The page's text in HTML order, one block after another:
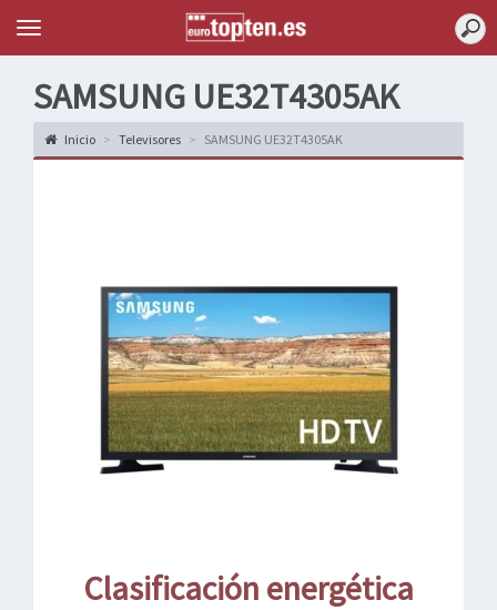
Topten
Menu
SAMSUNG UE32T4305AK
Inicio Televisores SAMSUNG UE32T4305AK
Clasificación energética